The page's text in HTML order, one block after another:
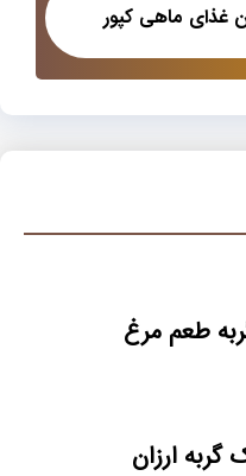
غذای ماهی کپور
طعم مرغ
گربه ارزان